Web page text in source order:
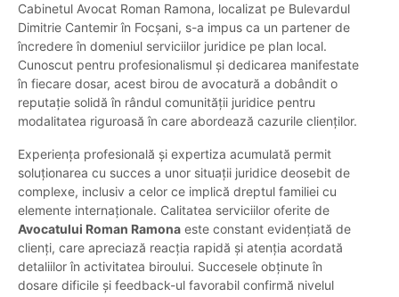
Cabinetul Avocat Roman Ramona, localizat pe Bulevardul
Dimitrie Cantemir în Focșani, s-a impus ca un partener de
încredere în domeniul serviciilor juridice pe plan local.
Cunoscut pentru profesionalismul și dedicarea manifestate
în fiecare dosar, acest birou de avocatură a dobândit o
reputație solidă în rândul comunității juridice pentru
modalitatea riguroasă în care abordează cazurile clienților.
Experiența profesională și expertiza acumulată permit
soluționarea cu succes a unor situații juridice deosebit de
complexe, inclusiv a celor ce implică dreptul familiei cu
elemente internaționale. Calitatea serviciilor oferite de
Avocatului Roman Ramona este constant evidențiată de
clienți, care apreciază reacția rapidă și atenția acordată
detaliilor în activitatea biroului. Succesele obținute în
dosare dificile și feedback-ul favorabil confirmă nivelul